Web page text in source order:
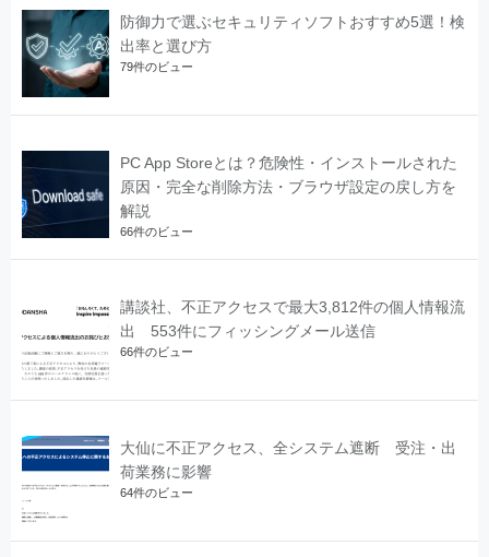
防御力で選ぶセキュリティソフトおすすめ5選！検
出率と選び方
79件のビュー
PC App Storeとは？危険性・インストールされた
原因・完全な削除方法・ブラウザ設定の戻し方を
解説
66件のビュー
講談社、不正アクセスで最大3,812件の個人情報流
出 553件にフィッシングメール送信
66件のビュー
大仙に不正アクセス、全システム遮断 受注・出
荷業務に影響
64件のビュー